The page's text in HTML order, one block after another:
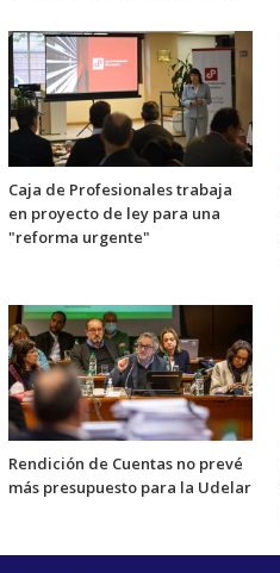
Caja de Profesionales trabaja
en proyecto de ley para una
"reforma urgente"
Rendición de Cuentas no prevé
más presupuesto para la Udelar